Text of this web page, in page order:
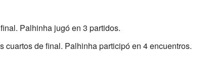
Palhinha jugó en 3 partidos.
de final. Palhinha participó en 4 encuentros.